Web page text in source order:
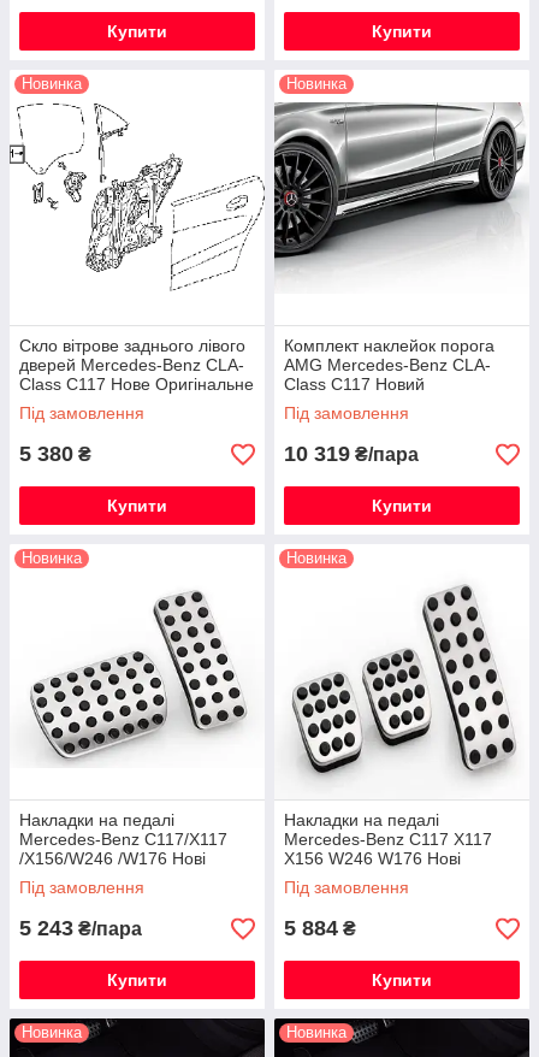
Купити Купити
Новинка
Скло вітрове заднього лівого
дверей Mercedes-Benz CLA-
Class C117 Нове Оригінальне
Під замовлення
5 380 ₴
Купити
Новинка
Комплект наклейок порога
AMG Mercedes-Benz CLA-
Class C117 Новий
Оригінальний
Під замовлення
10 319 ₴/пара
Купити
Новинка
Накладки на педалі
Mercedes-Benz С117/X117
/X156/W246 /W176 Нові
Оригінальні
Під замовлення
5 243 ₴/пара
Купити
Новинка
Накладки на педалі
Mercedes-Benz С117 X117
X156 W246 W176 Нові
Оригінальні
Під замовлення
5 884 ₴
Купити
Новинка Новинка